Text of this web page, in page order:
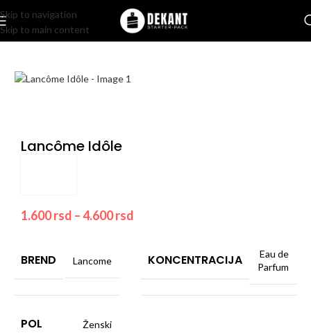
Skip to navigation
Skip to main content
Home/Pakovanje/ Komercijalno
Lancôme Idôle
1.600rsd –4.600rsd
BREND Lancome KONCENTRACIJA
Eau de
Parfum
POL Ženski